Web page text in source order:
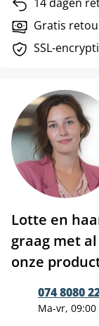
Gratis
SSL-
Lotte en
graag met
onze
074 8080
Ma-vr, 09:00